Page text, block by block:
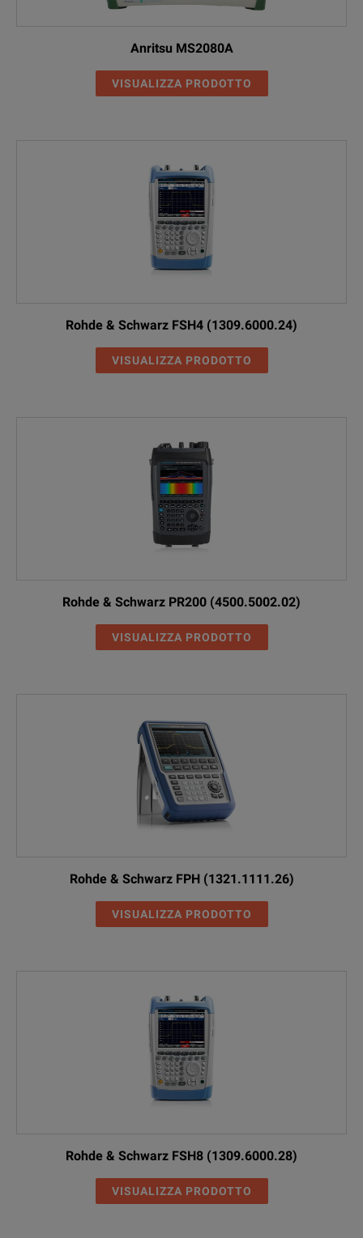
Anritsu MS2080A
VISUALIZZA PRODOTTO
Rohde & Schwarz FSH4 (1309.6000.24)
VISUALIZZA PRODOTTO
Rohde & Schwarz PR200 (4500.5002.02)
VISUALIZZA PRODOTTO
Rohde & Schwarz FPH (1321.1111.26)
VISUALIZZA PRODOTTO
Rohde & Schwarz FSH8 (1309.6000.28)
VISUALIZZA PRODOTTO